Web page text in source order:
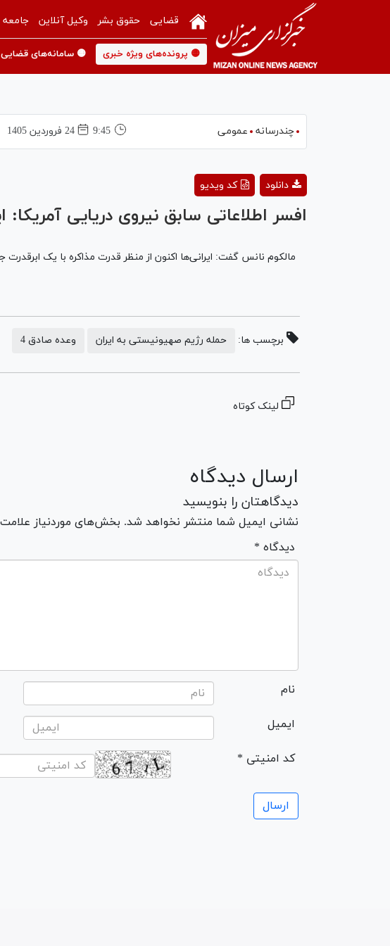
قضایی حقوق بشر وکیل آنلاین جامعه
🟡 پرونده‌های ویژه خبری 🟡 سامانه‌های قضایی
چندرسانه عمومی 9:45 24 فروردين 1405
کد ویدیو دانلود
افسر اطلاعاتی سابق نیروی دریایی
مالکوم نانس گفت: ایرانی‌ها اکنون از منظر قدرت مذاکره با یک ابرقدرت
برچسب ها: حمله رژیم صهیونیستی به ایران وعده صادق 4
لینک کوتاه
ارسال دیدگاه
دیدگاهتان را بنویسید
نشانی ایمیل شما منتشر نخواهد شد. بخش‌های موردنیاز
* دیدگاه
نام
ایمیل
* کد امنیتی